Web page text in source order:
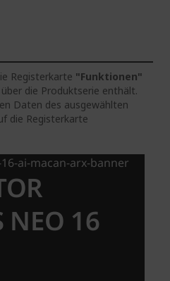
Registerkarte "Funktionen"
die Produktserie enthält.
Daten des ausgewählten
die Registerkarte